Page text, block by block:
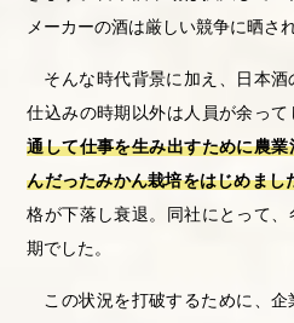
メーカーの酒は厳しい競争に晒さ
そんな時代背景に加え、日本酒
仕込みの時期以外は人員が余って
通して仕事を生み出すために農
んだったみかん栽培をはじめまし
格が下落し衰退。同社にとって
期でした。
この状況を打破するために、